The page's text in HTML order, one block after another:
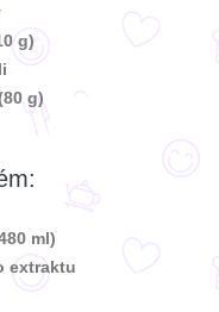
g)
g)
ml)
extraktu